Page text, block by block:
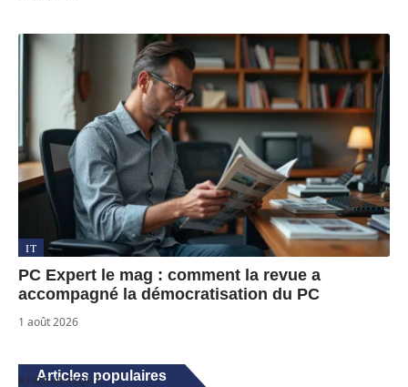
IT
PC Expert le mag : comment la revue a
accompagné la démocratisation du PC
1 août 2026
Articles populaires
BUREAUTIQUE